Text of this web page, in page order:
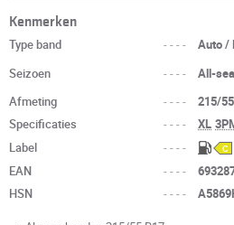
Kenmerken
Type band ----
Auto /
Seizoen
----
All-
Afmeting
---- 215/
Specificaties ---- XL
Label
---- C
EAN ----
HSN
----